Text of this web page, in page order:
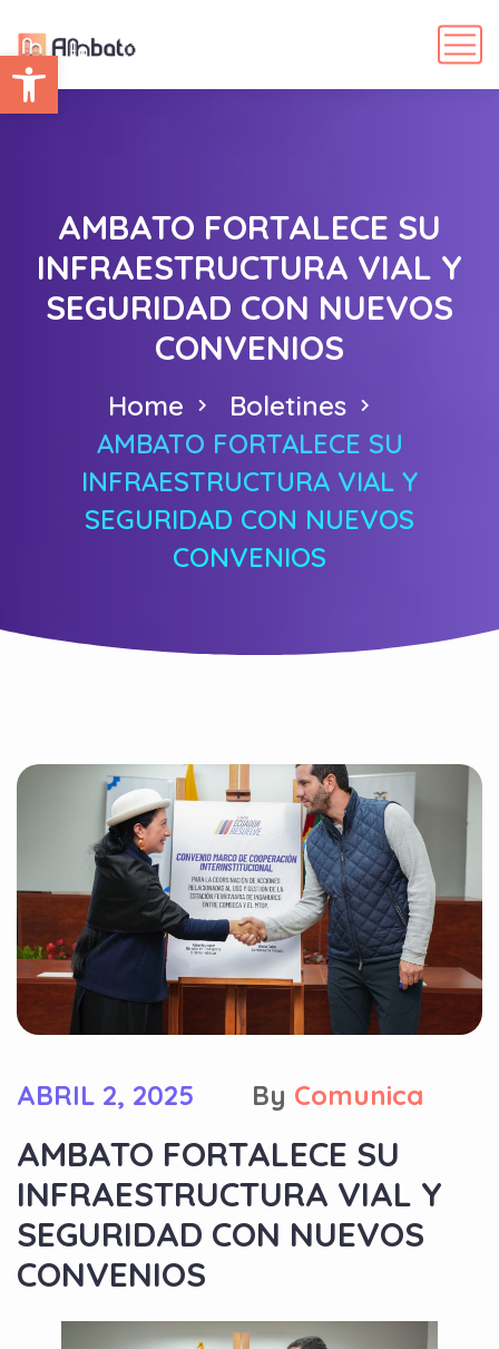
Abrir barra de herramientas
AMBATO FORTALECE SU
INFRAESTRUCTURA VIAL Y
SEGURIDAD CON NUEVOS
CONVENIOS
Home
Boletines
AMBATO FORTALECE SU
INFRAESTRUCTURA VIAL Y
SEGURIDAD CON NUEVOS
CONVENIOS
ABRIL 2, 2025 By Comunica
AMBATO FORTALECE SU
INFRAESTRUCTURA VIAL Y
SEGURIDAD CON NUEVOS
CONVENIOS